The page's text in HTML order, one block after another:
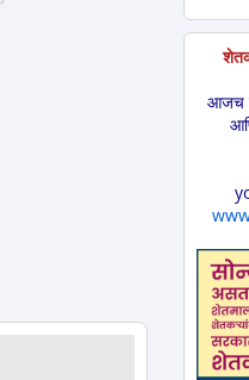
आजच